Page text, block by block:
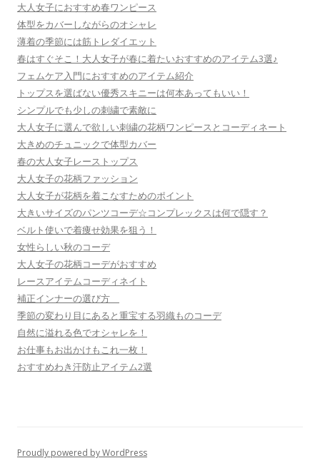
大人女子におすすめ春ワンピース
体型をカバーしながらのオシャレ
薄着の季節には筋トレダイエット
春はすぐそこ！大人女子が春に着たいおすすめのアイテム3選♪
フェムケア入門におすすめのアイテム紹介
トップスを選ばない優秀スキニーは何本あってもいい！
シンプルでも少しの刺繍で素敵に
大人女子に選んで欲しい刺繍の花柄ワンピースとコーディネート
大きめのチュニックで体型カバー
春の大人女子レーストップス
大人女子の花柄ファッション
大人女子が花柄を着こなすためのポイント
大きいサイズのパンツコーデ☆コンプレックスは何で隠す？
ベルト使いで着痩せ効果を狙う！
女性らしい秋のコーデ
大人女子の花柄コーデがおすすめ
レースアイテムコーディネイト
補正インナーの選び方
季節の変わり目にあると重宝する羽織ものコーデ
自然に溢れる色でオシャレを！
お仕事もお出かけもこれ一枚！
おすすめわき汗防止アイテム2選
Proudly powered by WordPress